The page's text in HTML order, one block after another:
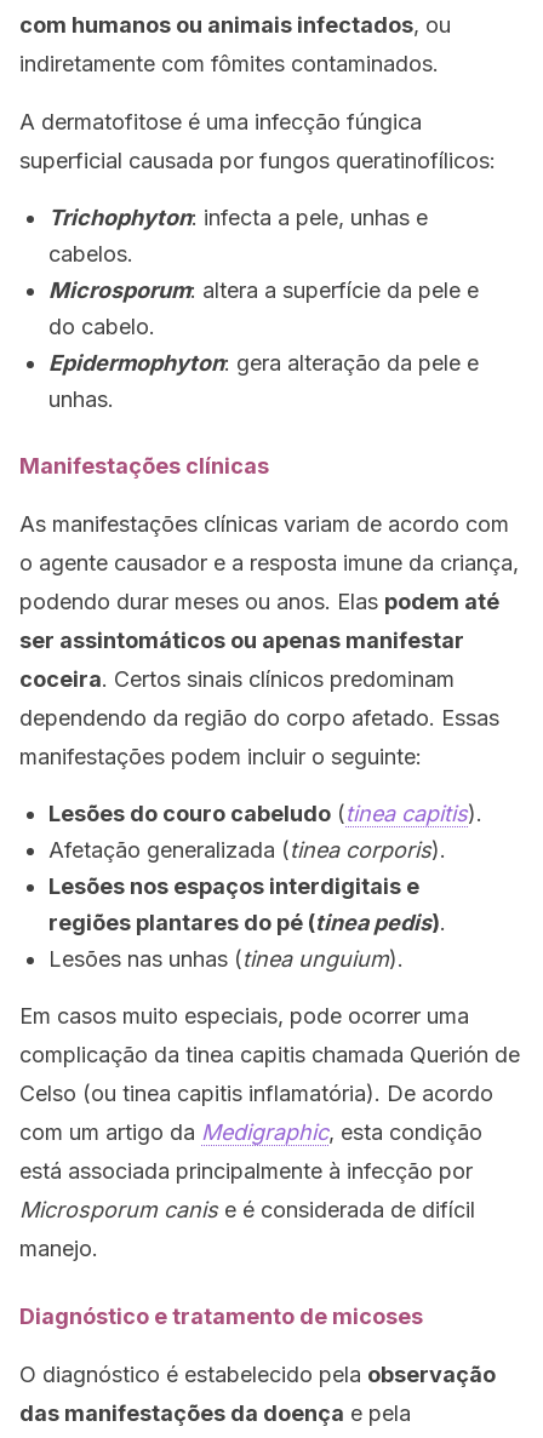
com humanos ou animais infectados, ou
indiretamente com fômites contaminados.
A dermatofitose é uma infecção fúngica
superficial causada por fungos queratinofílicos:
Trichophyton: infecta a pele, unhas e
cabelos.
Microsporum: altera a superfície da pele e
do cabelo.
Epidermophyton: gera alteração da pele e
unhas.
Manifestações clínicas
As manifestações clínicas variam de acordo com
o agente causador e a resposta imune da criança,
podendo durar meses ou anos. Elas podem até
ser assintomáticos ou apenas manifestar
coceira. Certos sinais clínicos predominam
dependendo da região do corpo afetado. Essas
manifestações podem incluir o seguinte:
Lesões do couro cabeludo (tinea capitis).
Afetação generalizada (tinea corporis).
Lesões nos espaços interdigitais e
regiões plantares do pé (tinea pedis).
Lesões nas unhas (tinea unguium).
Em casos muito especiais, pode ocorrer uma
complicação da tinea capitis chamada Querión de
Celso (ou tinea capitis inflamatória). De acordo
com um artigo da Medigraphic, esta condição
está associada principalmente à infecção por
Microsporum canise é considerada de difícil
manejo.
Diagnóstico e tratamento de micoses
O diagnóstico é estabelecido pela observação
das manifestações da doença e pela